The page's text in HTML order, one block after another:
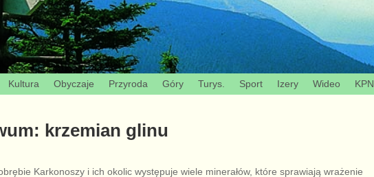
Kultura Obyczaje Przyroda Góry Turys. Sport Izery Wideo KPN
krzemian glinu
Karkonoszy i ich okolic występuje wiele minerałów, które sprawiają wrażenie